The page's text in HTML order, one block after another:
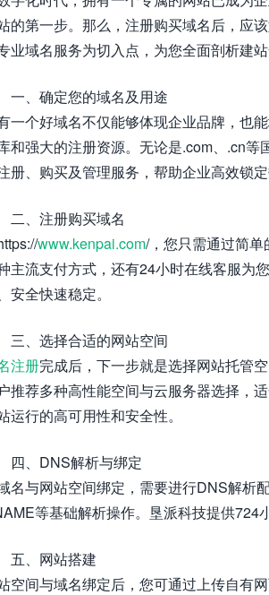
的第一步。那么，注册购买域名后，应
业域名服务为切入点，为您全面剖析建站
一、确定您的域名及用途
一个好域名不仅能够体现企业品牌，也
和强大的注册资源。无论是.com、.cn
册、购买及管理服务，帮助企业高效锁定
二、注册购买域名
www.kenpai.com/，您只需通过简
主流支付方式，还有24小时在线客服为
安全快速稳定。
三、选择合适的网站空间
注册完成后，下一步就是选择网站托管
推荐多种高性能空间与云服务器选择，
运行的高可用性和安全性。
四、DNS解析与绑定
名与网站空间绑定，需要进行DNS解析
等基础解析操作。垦派科技提供724
五、网站搭建
空间与域名绑定后，您可通过上传自有